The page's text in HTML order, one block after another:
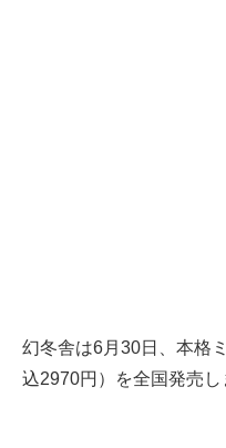
幻冬舎は6月30日、本格
込2970円）を全国発売し